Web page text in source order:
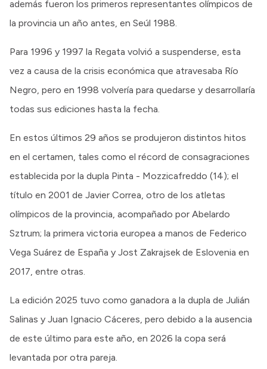
además fueron los primeros representantes olímpicos de
la provincia un año antes, en Seúl 1988.
Para 1996 y 1997 la Regata volvió a suspenderse, esta
vez a causa de la crisis económica que atravesaba Río
Negro, pero en 1998 volvería para quedarse y desarrollaría
todas sus ediciones hasta la fecha.
En estos últimos 29 años se produjeron distintos hitos
en el certamen, tales como el récord de consagraciones
establecida por la dupla Pinta - Mozzicafreddo (14); el
título en 2001 de Javier Correa, otro de los atletas
olímpicos de la provincia, acompañado por Abelardo
Sztrum; la primera victoria europea a manos de Federico
Vega Suárez de España y Jost Zakrajsek de Eslovenia en
2017, entre otras.
La edición 2025 tuvo como ganadora a la dupla de Julián
Salinas y Juan Ignacio Cáceres, pero debido a la ausencia
de este último para este año, en 2026 la copa será
levantada por otra pareja.